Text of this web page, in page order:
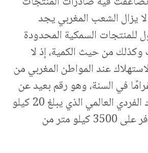
لا يزال الشعب المغربي يجد
السمكية المحدودة
من حيث الكمية، إذ لا
عند المواطن المغربي من
كيلو غرامًا في السنة، وهو رقم بعيد عن
متوسط الاستهلاك الفردي العالمي الذي يبلغ 20 كيلو
غرامًا، في بلدٍ يتوفر على 3500 كيلو متر من